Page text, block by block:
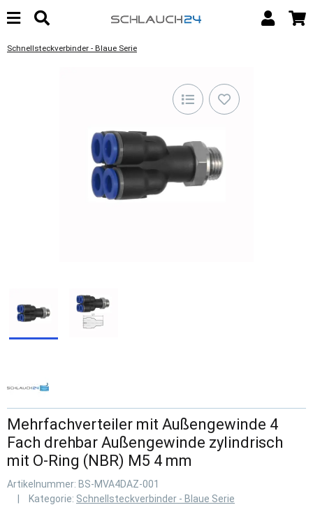
Schnellsteckverbinder - Blaue Serie
Mehrfachverteiler mit Außengewinde 4
Fach drehbar Außengewinde zylindrisch
mit O-Ring (NBR) M5 4 mm
Artikelnummer: BS-MVA4DAZ-001
Kategorie: Schnellsteckverbinder - Blaue Serie